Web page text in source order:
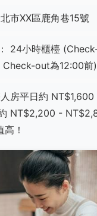
市XX區鹿角巷15號
24小時櫃檯
Check-out為12:00前)
房平日約
NT$2,200 -
！